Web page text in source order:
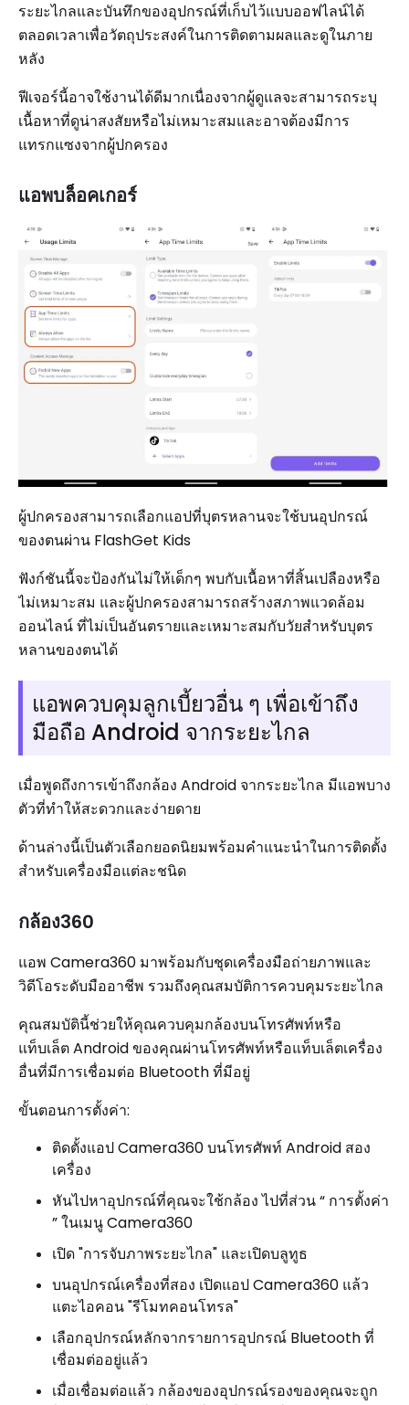
ระยะไกลและบันทึกของอุปกรณ์ที่เก็บไว้แบบออฟไลน์ได้
ตลอดเวลาเพื่อวัตถุประสงค์ในการติดตามผลและดูในภาย
หลัง
ฟีเจอร์นี้อาจใช้งานได้ดีมากเนื่องจากผู้ดูแลจะสามารถระบุ
เนื้อหาที่ดูน่าสงสัยหรือไม่เหมาะสมและอาจต้องมีการ
แทรกแซงจากผู้ปกครอง
แอพบล็อคเกอร์
ผู้ปกครองสามารถเลือกแอปที่บุตรหลานจะใช้บนอุปกรณ์
ของตนผ่าน FlashGet Kids
ฟังก์ชันนี้จะป้องกันไม่ให้เด็กๆ พบกับเนื้อหาที่สิ้นเปลืองหรือ
ไม่เหมาะสม และผู้ปกครองสามารถสร้างสภาพแวดล้อม
ออนไลน์ ที่ไม่เป็นอันตรายและเหมาะสมกับวัยสำหรับบุตร
หลานของตนได้
แอพควบคุมลูกเบี้ยวอื่น ๆ เพื่อเข้าถึง
มือถือ Android จากระยะไกล
เมื่อพูดถึงการเข้าถึงกล้อง Android จากระยะไกล มีแอพบาง
ตัวที่ทำให้สะดวกและง่ายดาย
ด้านล่างนี้เป็นตัวเลือกยอดนิยมพร้อมคำแนะนำในการติดตั้ง
สำหรับเครื่องมือแต่ละชนิด
กล้อง360
แอพ Camera360 มาพร้อมกับชุดเครื่องมือถ่ายภาพและ
วิดีโอระดับมืออาชีพ รวมถึงคุณสมบัติการควบคุมระยะไกล
คุณสมบัตินี้ช่วยให้คุณควบคุมกล้องบนโทรศัพท์หรือ
แท็บเล็ต Android ของคุณผ่านโทรศัพท์หรือแท็บเล็ตเครื่อง
อื่นที่มีการเชื่อมต่อ Bluetooth ที่มีอยู่
ขั้นตอนการตั้งค่า:
ติดตั้งแอป Camera360 บนโทรศัพท์ Android สอง
เครื่อง
หันไปหาอุปกรณ์ที่คุณจะใช้กล้อง ไปที่ส่วน “ การตั้งค่า
” ในเมนู Camera360
เปิด "การจับภาพระยะไกล" และเปิดบลูทูธ
บนอุปกรณ์เครื่องที่สอง เปิดแอป Camera360 แล้ว
แตะไอคอน "รีโมทคอนโทรล"
เลือกอุปกรณ์หลักจากรายการอุปกรณ์ Bluetooth ที่
เชื่อมต่ออยู่แล้ว
เมื่อเชื่อมต่อแล้ว กล้องของอุปกรณ์รองของคุณจะถูก